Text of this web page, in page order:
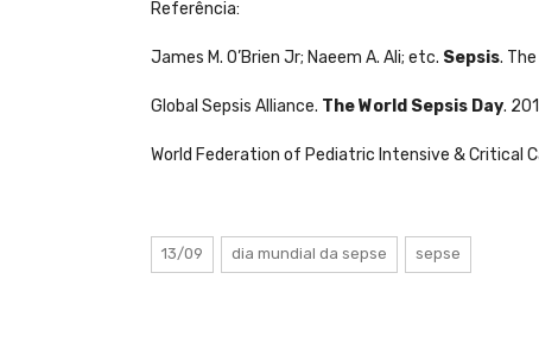
Referência:
James M. O’Brien Jr; Naeem A. Ali; etc. Sepsis.
Global Sepsis Alliance. The World Sepsis Day.
World Federation of Pediatric Intensive & Critical
13/09 dia mundial da sepse sepse